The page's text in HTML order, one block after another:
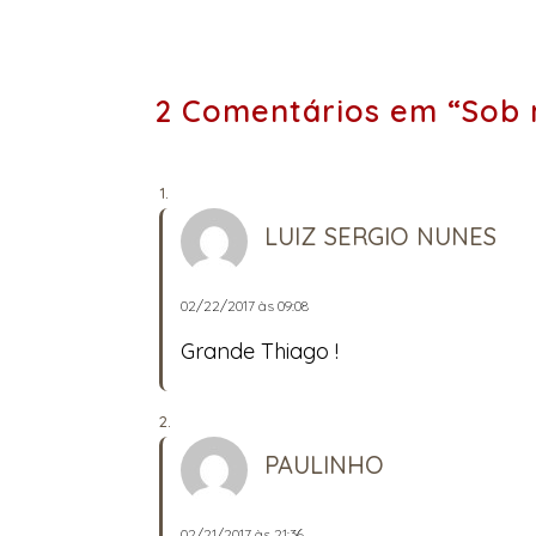
2 Comentários em “Sob
LUIZ SERGIO NUNES
02/22/2017 às 09:08
Grande Thiago !
PAULINHO